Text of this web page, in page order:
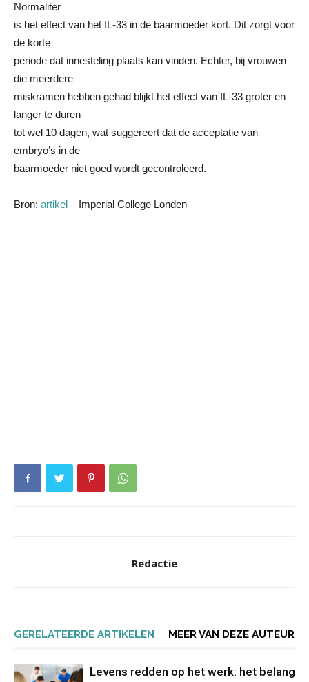
Normaliter
is het effect van het IL-33 in de baarmoeder kort. Dit zorgt voor
de korte
periode dat innesteling plaats kan vinden. Echter, bij vrouwen
die meerdere
miskramen hebben gehad blijkt het effect van IL-33 groter en
langer te duren
tot wel 10 dagen, wat suggereert dat de acceptatie van
embryo’s in de
baarmoeder niet goed wordt gecontroleerd.
Bron: artikel – Imperial College Londen
Redactie
GERELATEERDE ARTIKELEN MEER VAN DEZE AUTEUR
Levens redden op het werk: het belang